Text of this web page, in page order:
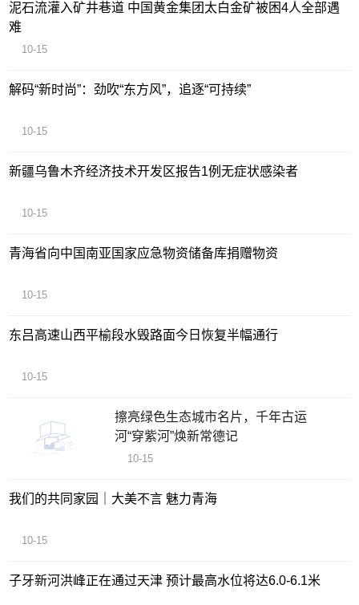
泥石流灌入矿井巷道 中国黄金集团太白金矿被困4人全部遇
难
10-15
解码“新时尚”：劲吹“东方风”，追逐“可持续”
10-15
新疆乌鲁木齐经济技术开发区报告1例无症状感染者
10-15
青海省向中国南亚国家应急物资储备库捐赠物资
10-15
东吕高速山西平榆段水毁路面今日恢复半幅通行
10-15
擦亮绿色生态城市名片，千年古运
河“穿紫河”焕新常德记
10-15
我们的共同家园｜大美不言 魅力青海
10-15
子牙新河洪峰正在通过天津 预计最高水位将达6.0-6.1米